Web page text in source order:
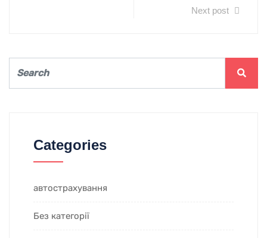
Next post
Categories
автострахування
Без категорії